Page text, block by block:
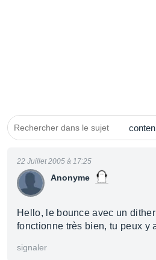
Anonyme
22 Juillet 2005 à 17:25
Hello, le bounce avec un
fonctionne très bien, tu peux y
signaler